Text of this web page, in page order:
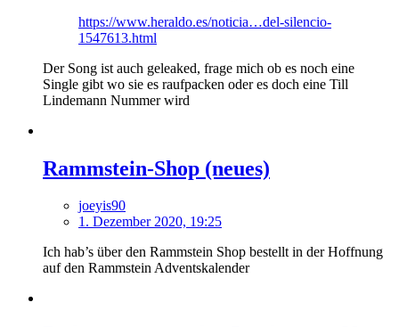
https://www.heraldo.es/noticia…del-silencio-
1547613.html
Der Song ist auch geleaked, frage mich ob es noch eine
Single gibt wo sie es raufpacken oder es doch eine Till
Lindemann Nummer wird
Rammstein-Shop (neues)
joeyis90
1. Dezember 2020, 19:25
Ich hab’s über den Rammstein Shop bestellt in der Hoffnung
auf den Rammstein Adventskalender